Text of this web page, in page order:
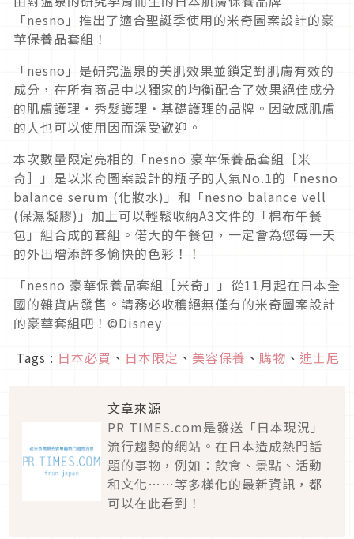
「nesno」推出了適合聖誕季使用的米奇圖案設計的豪
華保養品套組！
「nesno」是研究溫泉的美肌效果並鎖定對肌膚有效的
成分，在所有商品中以獨家的均衡配合了效果絕佳成分
的肌膚護理・秀髮護理・基礎護理的品牌。因敏感肌膚
的人也可以使用因而深受歡迎。
本次數量限定亮相的「nesno 豪華保養品套組［米
奇］」是以米奇圖案設計的瓶子的人氣No.1的「nesno
balance serum (化妝水)」和「nesno balance vell
(保濕凝膠)」加上可以輕鬆收納A3文件的「棉布午餐
包」組合成的套組。偌大的午餐包，一定會為您每一天
的外出增添許多愉快的色彩！！
「nesno 豪華保養品套組［米奇」」從11月起在日本全
國的雜貨店發售。請務必收穫絕無僅有的米奇圖案設計
的豪華套組吧！©Disney
Tags : 日本必買 、 日本限定 、 美容保養 、 購物 、 迪士尼
文章來源
PR TIMES.com是發送「日本現況」
流行趨勢的網站。在日本造成熱門話
題的事物，例如：飲食、景點、活動
和文化……等多樣化的最新資訊，都
可以在此看到！